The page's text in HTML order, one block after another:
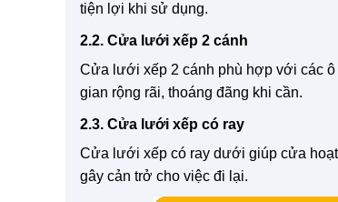
tiện lợi khi sử dụng.
2.2. Cửa lưới xếp 2 cánh
Cửa lưới xếp 2 cánh phù hợp với các
gian rộng rãi, thoáng đãng khi cần.
2.3. Cửa lưới xếp có ray
Cửa lưới xếp có ray dưới giúp cửa
gây cản trở cho việc đi lại.